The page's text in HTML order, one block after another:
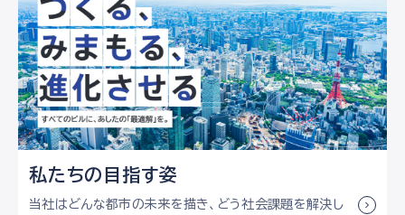
私たちの目指す姿
当社はどんな都市の未来を描き、どう社会課題を解決し